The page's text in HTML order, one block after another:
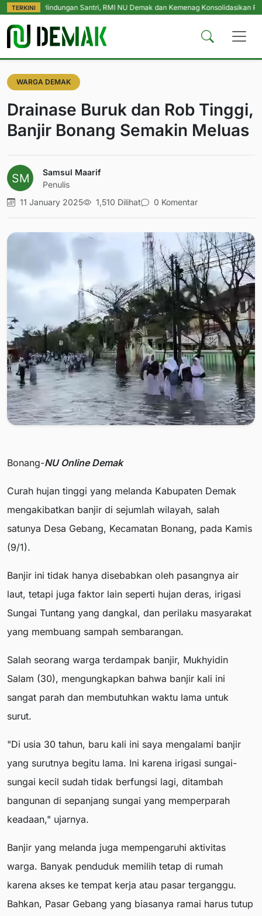
TERKINI Santri, RMI NU Demak dan Kemenag Konsolidasikan Pengasuh
WARGA DEMAK
Drainase Buruk dan Rob Tinggi,
Banjir Bonang Semakin Meluas
Samsul Maarif
Penulis
11 January 2025
1,510 Dilihat 0 Komentar
Bonang-NU Online Demak
Curah hujan tinggi yang melanda Kabupaten Demak
mengakibatkan banjir di sejumlah wilayah, salah
satunya Desa Gebang, Kecamatan Bonang, pada Kamis
(9/1).
Banjir ini tidak hanya disebabkan oleh pasangnya air
laut, tetapi juga faktor lain seperti hujan deras, irigasi
Sungai Tuntang yang dangkal, dan perilaku masyarakat
yang membuang sampah sembarangan.
Salah seorang warga terdampak banjir, Mukhyidin
Salam (30), mengungkapkan bahwa banjir kali ini
sangat parah dan membutuhkan waktu lama untuk
surut.
"Di usia 30 tahun, baru kali ini saya mengalami banjir
yang surutnya begitu lama. Ini karena irigasi sungai-
sungai kecil sudah tidak berfungsi lagi, ditambah
bangunan di sepanjang sungai yang memperparah
keadaan," ujarnya.
Banjir yang melanda juga mempengaruhi aktivitas
warga. Banyak penduduk memilih tetap di rumah
karena akses ke tempat kerja atau pasar terganggu.
Bahkan, Pasar Gebang yang biasanya ramai harus tutup